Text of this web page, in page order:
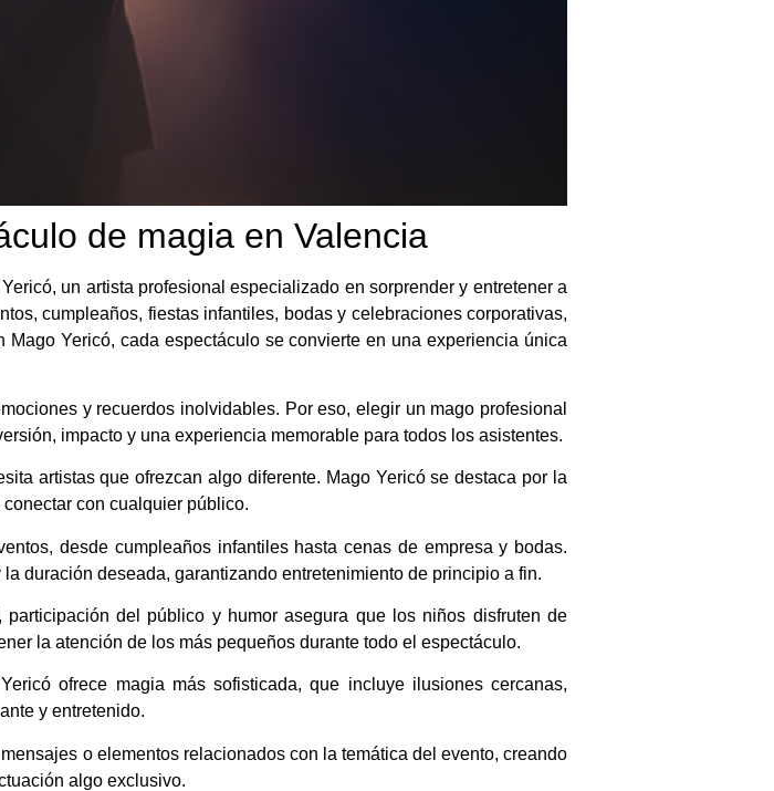
de magia en Valencia
un artista profesional especializado en sorprender y entretener a
cumpleaños, fiestas infantiles, bodas y celebraciones corporativas,
Yericó, cada espectáculo se convierte en una experiencia única
y recuerdos inolvidables. Por eso, elegir un mago profesional
impacto y una experiencia memorable para todos los asistentes.
artistas que ofrezcan algo diferente. Mago Yericó se destaca por la
con cualquier público.
desde cumpleaños infantiles hasta cenas de empresa y bodas.
duración deseada, garantizando entretenimiento de principio a fin.
del público y humor asegura que los niños disfruten de
la atención de los más pequeños durante todo el espectáculo.
ofrece magia más sofisticada, que incluye ilusiones cercanas,
y entretenido.
o elementos relacionados con la temática del evento, creando
algo exclusivo.